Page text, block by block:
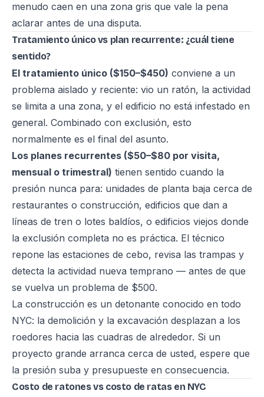
menudo caen en una zona gris que vale la pena
aclarar antes de una disputa.
Tratamiento único vs plan recurrente: ¿cuál tiene
sentido?
El tratamiento único ($150–$450) conviene a un
problema aislado y reciente: vio un ratón, la actividad
se limita a una zona, y el edificio no está infestado en
general. Combinado con exclusión, esto
normalmente es el final del asunto.
Los planes recurrentes ($50–$80 por visita,
mensual o trimestral) tienen sentido cuando la
presión nunca para: unidades de planta baja cerca de
restaurantes o construcción, edificios que dan a
líneas de tren o lotes baldíos, o edificios viejos donde
la exclusión completa no es práctica. El técnico
repone las estaciones de cebo, revisa las trampas y
detecta la actividad nueva temprano — antes de que
se vuelva un problema de $500.
La construcción es un detonante conocido en todo
NYC: la demolición y la excavación desplazan a los
roedores hacia las cuadras de alrededor. Si un
proyecto grande arranca cerca de usted, espere que
la presión suba y presupueste en consecuencia.
Costo de ratones vs costo de ratas en NYC